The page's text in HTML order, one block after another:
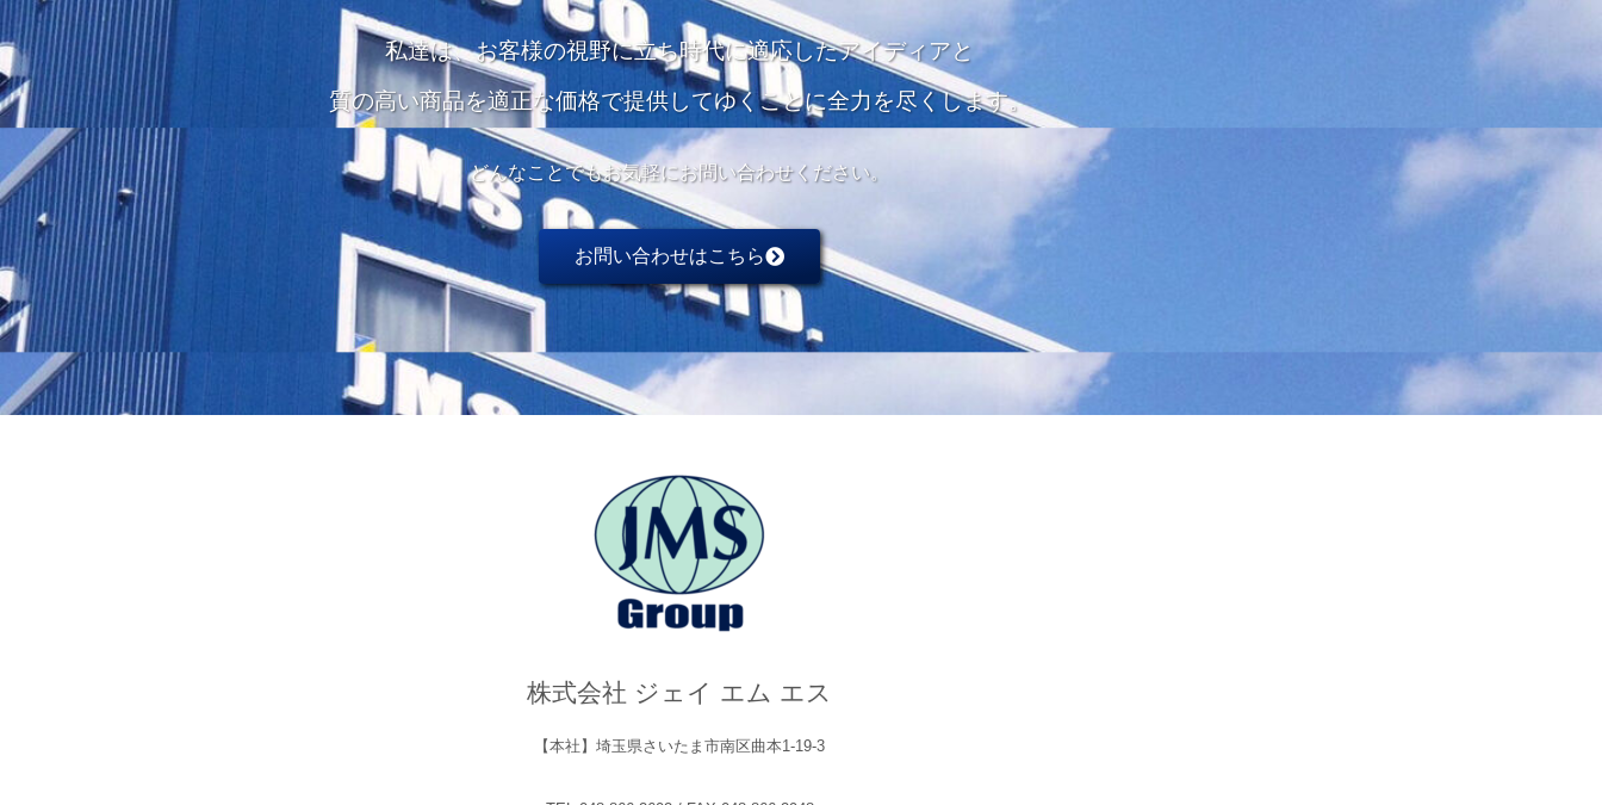
私達は、お客様の視野に立ち時代に適応したアイディアと
質の高い商品を適正な価格で提供してゆくことに全力を尽くします。
どんなことでもお気軽にお問い合わせください。
お問い合わせはこちら
株式会社 ジェイ エム エス
【本社】埼玉県さいたま市南区曲本1-19-3